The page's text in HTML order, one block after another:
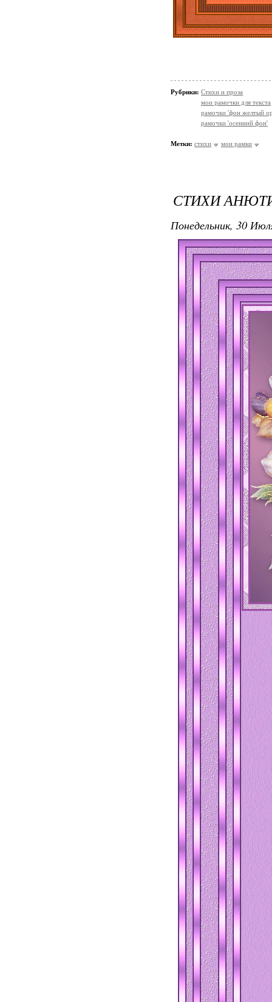
Рубрики: Стихи и проза
мои рамочки для текста
рамочки 'фон желтый
рамочки 'осенний фон'
Метки: стихи мои рамки
СТИХИ
Понедельник, 30